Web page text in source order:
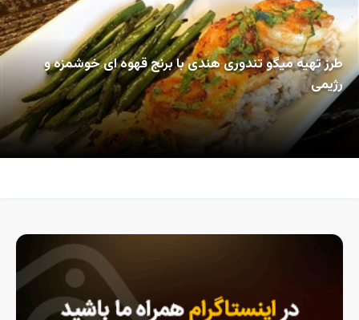
طرز تهیه میگو تندوری هندی با برنج قهوه ای خوشمزه و
رژیمی